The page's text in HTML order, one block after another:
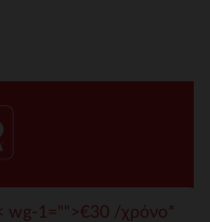
wg-1="">€30 /χρόνο*